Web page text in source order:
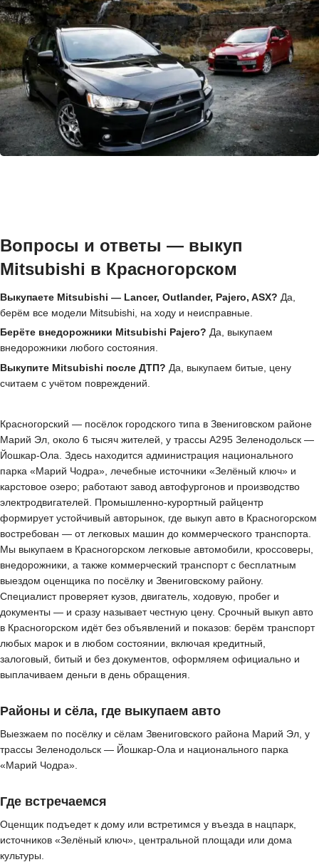
Вопросы и ответы — выкуп
Mitsubishi в Красногорском
Выкупаете Mitsubishi — Lancer, Outlander, Pajero, ASX? Да,
берём все модели Mitsubishi, на ходу и неисправные.
Берёте внедорожники Mitsubishi Pajero? Да, выкупаем
внедорожники любого состояния.
Выкупите Mitsubishi после ДТП? Да, выкупаем битые, цену
считаем с учётом повреждений.
Красногорский — посёлок городского типа в Звениговском районе
Марий Эл, около 6 тысяч жителей, у трассы А295 Зеленодольск —
Йошкар-Ола. Здесь находится администрация национального
парка «Марий Чодра», лечебные источники «Зелёный ключ» и
карстовое озеро; работают завод автофургонов и производство
электродвигателей. Промышленно-курортный райцентр
формирует устойчивый авторынок, где выкуп авто в Красногорском
востребован — от легковых машин до коммерческого транспорта.
Мы выкупаем в Красногорском легковые автомобили, кроссоверы,
внедорожники, а также коммерческий транспорт с бесплатным
выездом оценщика по посёлку и Звениговскому району.
Специалист проверяет кузов, двигатель, ходовую, пробег и
документы — и сразу называет честную цену. Срочный выкуп авто
в Красногорском идёт без объявлений и показов: берём транспорт
любых марок и в любом состоянии, включая кредитный,
залоговый, битый и без документов, оформляем официально и
выплачиваем деньги в день обращения.
Районы и сёла, где выкупаем авто
Выезжаем по посёлку и сёлам Звениговского района Марий Эл, у
трассы Зеленодольск — Йошкар-Ола и национального парка
«Марий Чодра».
Где встречаемся
Оценщик подъедет к дому или встретимся у въезда в нацпарк,
источников «Зелёный ключ», центральной площади или дома
культуры.